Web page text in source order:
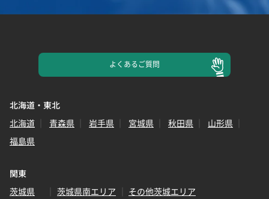
よくあるご質問
北海道・東北
北海道
青森県 岩手県 宮城県 秋田県
山形県
福島県
関東
茨城県
茨城県南エリア
その他茨城エリア